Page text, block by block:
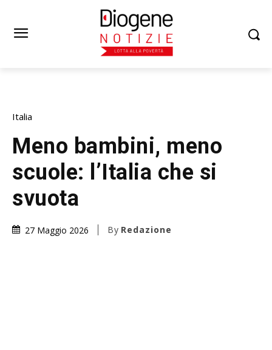
Italia
Meno bambini, meno
scuole: l’Italia che si
svuota
27 Maggio 2026 By Redazione